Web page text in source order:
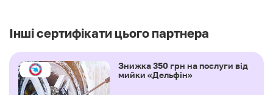
Інші сертифікати цього партнера
Знижка 350 грн на послуги від
мийки «Дельфін»